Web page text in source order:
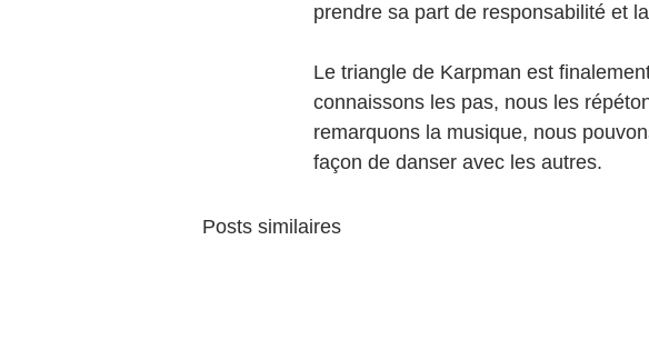
prendre sa part de responsabilité et
Le triangle de Karpman est
connaissons les pas, nous les
remarquons la musique, nous
façon de danser avec les autres.
Posts similaires